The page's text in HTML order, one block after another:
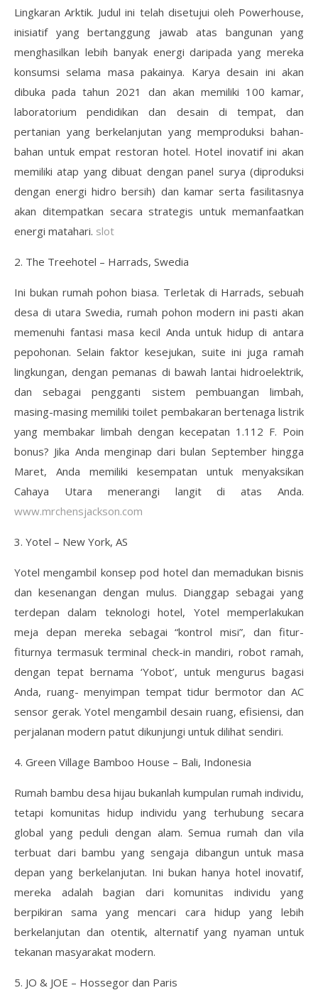
Lingkaran Arktik. Judul ini telah disetujui oleh Powerhouse,
inisiatif yang bertanggung jawab atas bangunan yang
menghasilkan lebih banyak energi daripada yang mereka
konsumsi selama masa pakainya. Karya desain ini akan
dibuka pada tahun 2021 dan akan memiliki 100 kamar,
laboratorium pendidikan dan desain di tempat, dan
pertanian yang berkelanjutan yang memproduksi bahan-
bahan untuk empat restoran hotel. Hotel inovatif ini akan
memiliki atap yang dibuat dengan panel surya (diproduksi
dengan energi hidro bersih) dan kamar serta fasilitasnya
akan ditempatkan secara strategis untuk memanfaatkan
energi matahari. slot
2. The Treehotel – Harrads, Swedia
Ini bukan rumah pohon biasa. Terletak di Harrads, sebuah
desa di utara Swedia, rumah pohon modern ini pasti akan
memenuhi fantasi masa kecil Anda untuk hidup di antara
pepohonan. Selain faktor kesejukan, suite ini juga ramah
lingkungan, dengan pemanas di bawah lantai hidroelektrik,
dan sebagai pengganti sistem pembuangan limbah,
masing-masing memiliki toilet pembakaran bertenaga listrik
yang membakar limbah dengan kecepatan 1.112 F. Poin
bonus? Jika Anda menginap dari bulan September hingga
Maret, Anda memiliki kesempatan untuk menyaksikan
Cahaya Utara menerangi langit di atas Anda.
www.mrchensjackson.com
3. Yotel – New York, AS
Yotel mengambil konsep pod hotel dan memadukan bisnis
dan kesenangan dengan mulus. Dianggap sebagai yang
terdepan dalam teknologi hotel, Yotel memperlakukan
meja depan mereka sebagai “kontrol misi”, dan fitur-
fiturnya termasuk terminal check-in mandiri, robot ramah,
dengan tepat bernama ‘Yobot’, untuk mengurus bagasi
Anda, ruang- menyimpan tempat tidur bermotor dan AC
sensor gerak. Yotel mengambil desain ruang, efisiensi, dan
perjalanan modern patut dikunjungi untuk dilihat sendiri.
4. Green Village Bamboo House – Bali, Indonesia
Rumah bambu desa hijau bukanlah kumpulan rumah individu,
tetapi komunitas hidup individu yang terhubung secara
global yang peduli dengan alam. Semua rumah dan vila
terbuat dari bambu yang sengaja dibangun untuk masa
depan yang berkelanjutan. Ini bukan hanya hotel inovatif,
mereka adalah bagian dari komunitas individu yang
berpikiran sama yang mencari cara hidup yang lebih
berkelanjutan dan otentik, alternatif yang nyaman untuk
tekanan masyarakat modern.
5. JO & JOE – Hossegor dan Paris